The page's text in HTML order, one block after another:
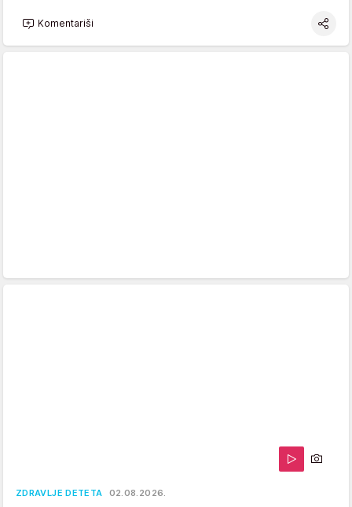
Komentariši
ZDRAVLJE DETETA 02.08.2026.